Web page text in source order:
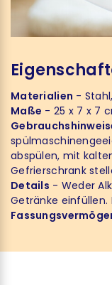
Materialien -
Maße - 25 x 7 x 7
abspülen, mit
Gefrierschrank
Details - Weder
Getränke einfüllen.